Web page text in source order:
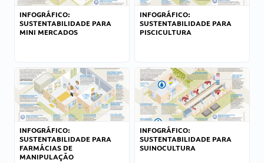
INFOGRÁFICO:
SUSTENTABILIDADE PARA
MINI MERCADOS
INFOGRÁFICO:
SUSTENTABILIDADE PARA
PISCICULTURA
INFOGRÁFICO:
SUSTENTABILIDADE PARA
FARMÁCIAS DE
MANIPULAÇÃO
INFOGRÁFICO:
SUSTENTABILIDADE PARA
SUINOCULTURA